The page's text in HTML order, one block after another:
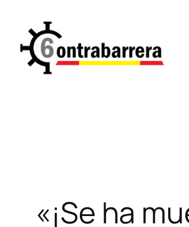
contenido
«¡Se ha